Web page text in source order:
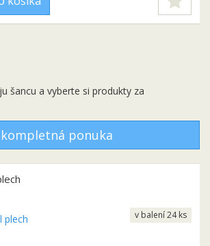
šancu a vyberte si produkty za
kompletná ponuka
v balení 24 ks